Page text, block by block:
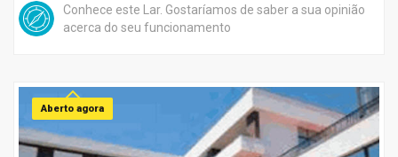
Conhece este Lar. Gostaríamos de saber a sua opinião
acerca do seu funcionamento
Aberto agora